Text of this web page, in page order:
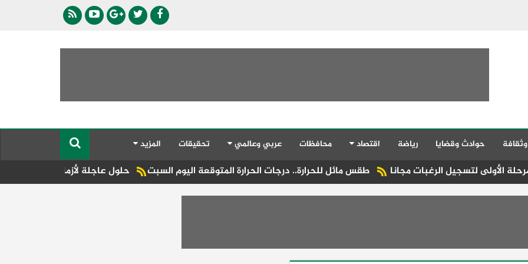
حوادث وقضايا رياضة اقتصاد محافظات عربي وعالمي تحقيقات المزيد
حلول عاجلة لأزمات الكهرباء والمياه.. طقس مائل للحرارة.. درجات الحرارة المتوقعة اليوم السبت لتسجيل الرغبات مجانا